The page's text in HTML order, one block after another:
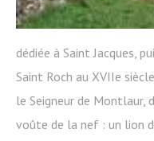
dédiée à Saint Jacques,
Saint Roch au XVIIe
le Seigneur de Montlaur,
voûte de la nef : un lion